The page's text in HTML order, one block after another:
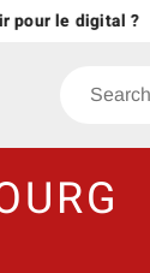
digital ?
Search